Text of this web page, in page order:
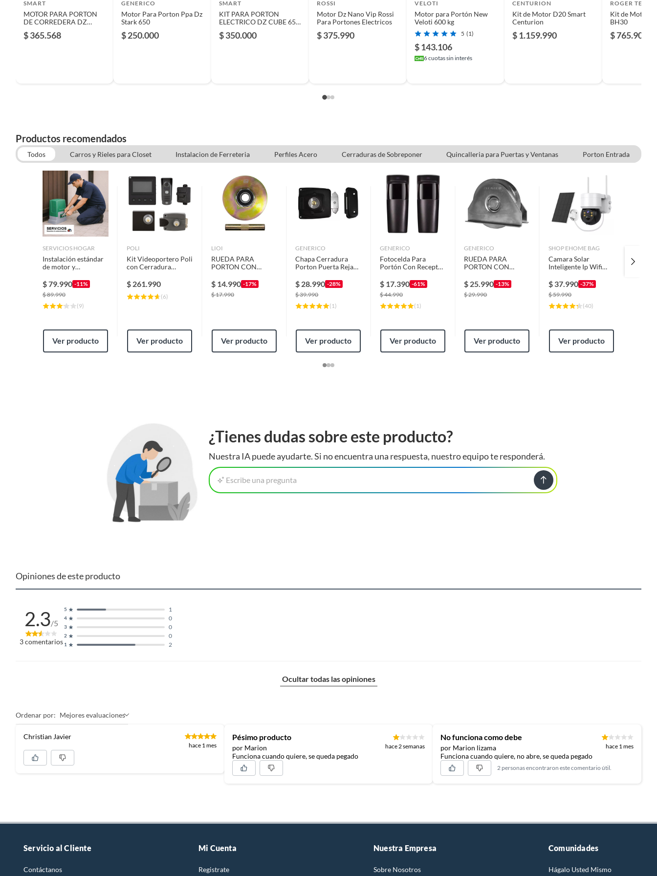
SMART
MOTOR PARA PORTON
DE CORREDERA DZ
$ 365.568
GENERICO
Motor Para Porton Ppa Dz
Stark 650
$ 250.000
SMART
KIT PARA PORTON
ELECTRICO DZ CUBE 650
$ 350.000
ROSSI
Motor Dz Nano Vip Rossi
Para Portones Electricos
$ 375.990
VELOTI
Motor para Portón New
Veloti 600 kg
5 (1)
$ 143.106
6cuotas sin interés
CENTURION
Kit de Motor D20 Smart
Centurion
$ 1.159.990
ROGER TECH
Kit de Motor
BH30
$ 765.900
Productos recomendados
Todos Carros y Rieles para Closet Instalacion de Ferreteria Perfiles Acero Cerraduras de Sobreponer Quincalleria para Puertas y Ventanas
Porton Entrada
SERVICIOS HOGAR
Instalación estándar
de motor y
automatización de
portones
$79.990 -11%
$89.990
(9)
Ver producto
POLI
Kit Videoportero Poli
con Cerradura
3010
$ 261.990
(6)
Ver producto
LIOI
RUEDA PARA
PORTON CON
LIOI-MIMBRAL
$ 14.990 -17%
$17.990
Ver producto
GENERICO
Chapa Cerradura
Porton Puerta Reja
$ 28.990 -28%
$39.990
( 1)
Ver producto
GENERICO
Fotocelda Para
Portón Con Receptor
Alarmas y Sensores
$ 17.390 -61%
$44.990
( 1)
Ver producto
GENERICO
RUEDA PARA
PORTON CON
DUCASSE-MIMBRAL
$ 25.990 -13%
$29.990
Ver producto
SHOP EHOME BAG
Camara Solar
Inteligente Ip Wifi
1080p
$ 37.990 -37%
$59.990
(40)
Ver producto
Set De
¿Tienes dudas sobre este producto?
Nuestra IA puede ayudarte. Si no encuentra una respuesta, nuestro equipo te responderá.
Escribe una pregunta
Opiniones de este producto
2.3/5
3comentarios 1 2
2 0
3 0
4 0
5 1
Ocultar todas las opiniones
Ordenar por: Mejores evaluaciones
Christian Javier
hace 1 mes
Pésimo producto
por Marion hace 2 semanas
Funciona cuando quiere, se queda pegado
No funciona como debe
por Marion lizama hace 1 mes
Funciona cuando quiere, no abre, se queda pegado
2 personas encontraron este comentario útil.
Servicio al Cliente
Contáctanos
Mi Cuenta
Registrate
Nuestra Empresa
Sobre Nosotros
Comunidades
Hágalo Usted Mismo